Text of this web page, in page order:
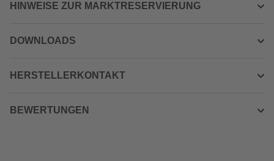
HINWEISE ZUR MARKTRESERVIERUNG
DOWNLOADS
HERSTELLERKONTAKT
BEWERTUNGEN